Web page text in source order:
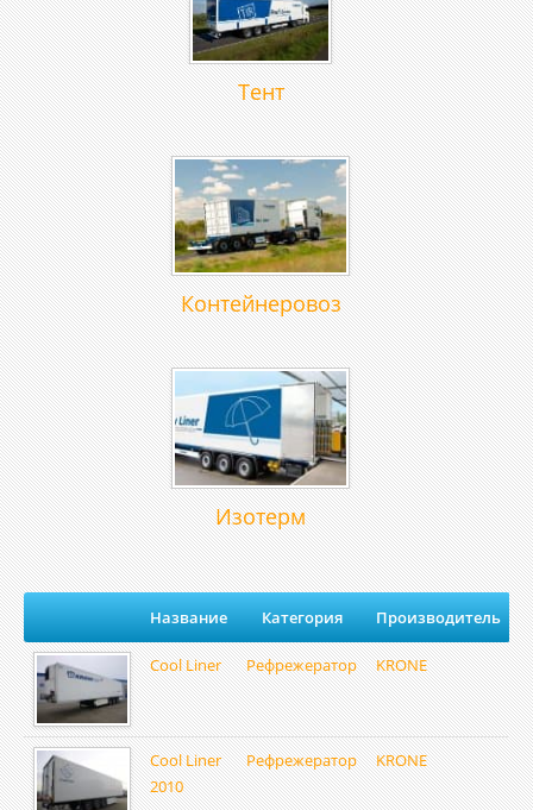
Тент
Контейнеровоз
Изотерм
Название Категория Производитель
Cool Liner Рефрежератор KRONE
Cool Liner
2010
Рефрежератор KRONE